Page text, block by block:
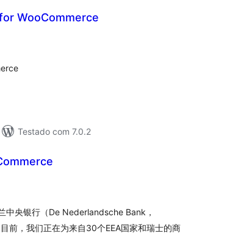
WooCommerce
Testado com 7.0.2
中央银行（De Nederlandsche Bank，
前，我们正在为来自30个EEA国家和瑞士的商